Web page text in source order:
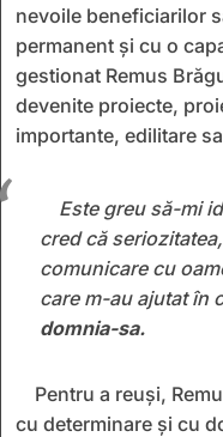
nevoile beneficiarilor
permanent şi cu o
gestionat Remus
devenite proiecte,
importante, edilitare
Este greu să-mi
cred că
comunicare cu
care m-au ajutat în
domnia-sa.
Pentru a reuşi,
cu determinare și cu